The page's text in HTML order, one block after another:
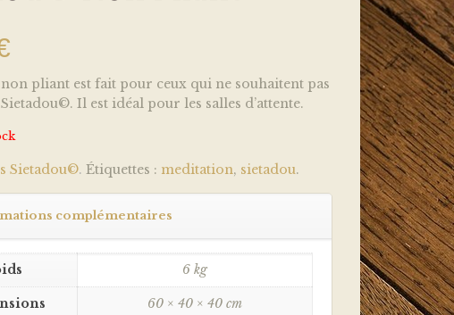
pliant est fait pour ceux qui ne souhaitent pas
Il est idéal pour les salles d’attente.
Sietadou©. Étiquettes : meditation, sietadou.
complémentaires
6 kg
60 × 40 × 40 cm